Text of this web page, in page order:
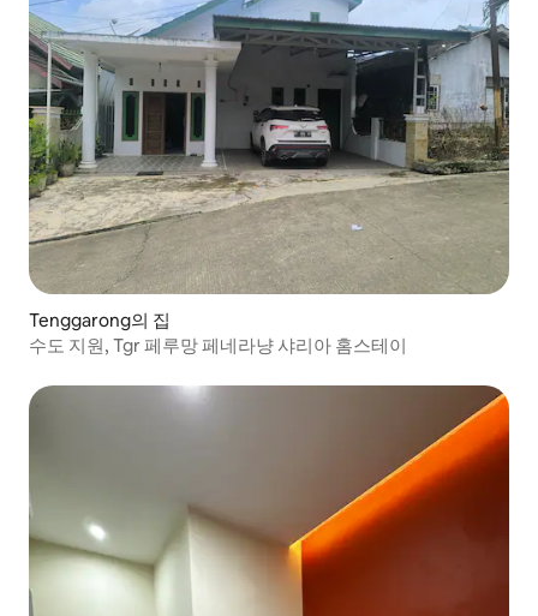
Tenggarong의 집
수도 지원, Tgr 페루망 페네라냥 샤리아 홈스테이